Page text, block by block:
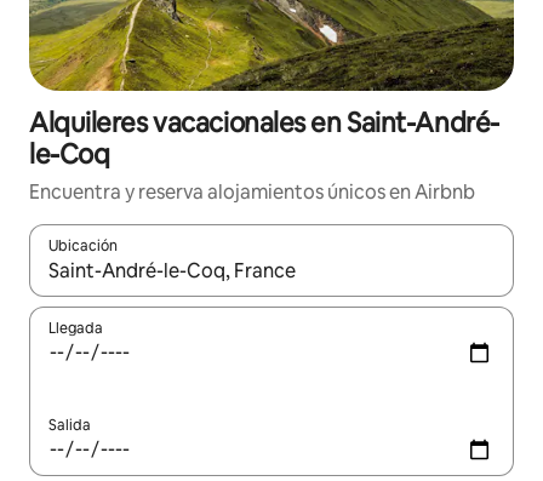
Alquileres vacacionales en Saint-André-
le-Coq
Encuentra y reserva alojamientos únicos en Airbnb
Ubicación
Cuando los resultados estén disponibles, navega con las
Llegada
Salida